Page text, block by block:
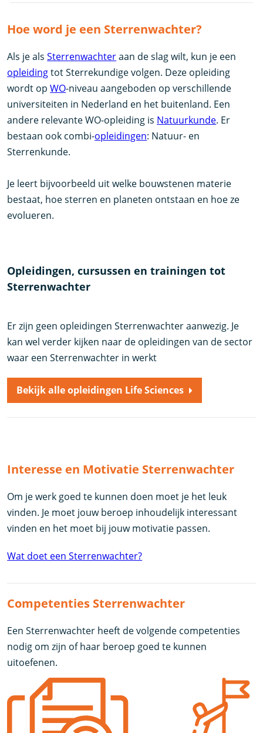
Hoe word je een Sterrenwachter?
Als je alsSterrenwachteraan de slag wilt, kun je een
opleidingtot Sterrekundige volgen. Deze opleiding
wordt opWO-niveau aangeboden op verschillende
universiteiten in Nederland en het buitenland. Een
andere relevante WO-opleiding is Natuurkunde. Er
bestaan ook combi-opleidingen: Natuur- en
Sterrenkunde.
Je leert bijvoorbeeld uit welke bouwstenen materie
bestaat, hoe sterren en planeten ontstaan en hoe ze
evolueren.
Opleidingen, cursussen en trainingen tot
Sterrenwachter
Er zijn geen opleidingen Sterrenwachter aanwezig. Je
kan wel verder kijken naar de opleidingen van de sector
waar een Sterrenwachter in werkt
Bekijk alle opleidingen Life Sciences
Interesse en Motivatie Sterrenwachter
Om je werk goed te kunnen doen moet je het leuk
vinden. Je moet jouw beroep inhoudelijk interessant
vinden en het moet bij jouw motivatie passen.
Wat doet een Sterrenwachter?
Competenties Sterrenwachter
Een Sterrenwachter heeft de volgende competenties
nodig om zijn of haar beroep goed te kunnen
uitoefenen.